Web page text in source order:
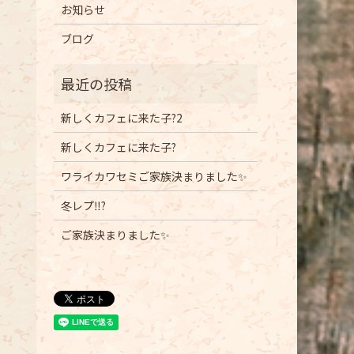
お知らせ
ブログ
新しくカフェに来た子?2
新しくカフェに来た子?
ワライカワセミご家族決まりました✨
冬レプ‼️?
ご家族決まりました✨